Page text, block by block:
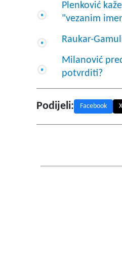
Plenković
"vezanim
Raukar-
Milanović
potvrditi?
Podijeli: Facebook X